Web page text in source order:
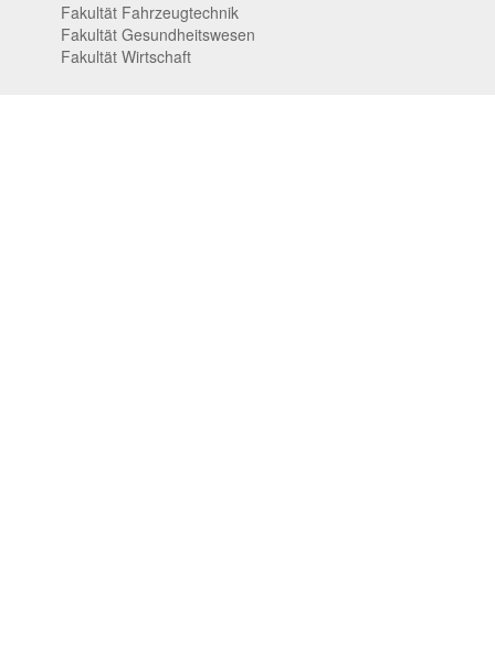
Fakultät Fahrzeugtechnik
Fakultät Gesundheitswesen
Fakultät Wirtschaft